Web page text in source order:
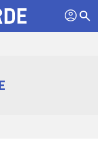
profil search